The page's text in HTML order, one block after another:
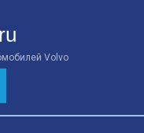
Volvo